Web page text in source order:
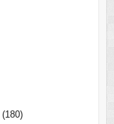
(180)